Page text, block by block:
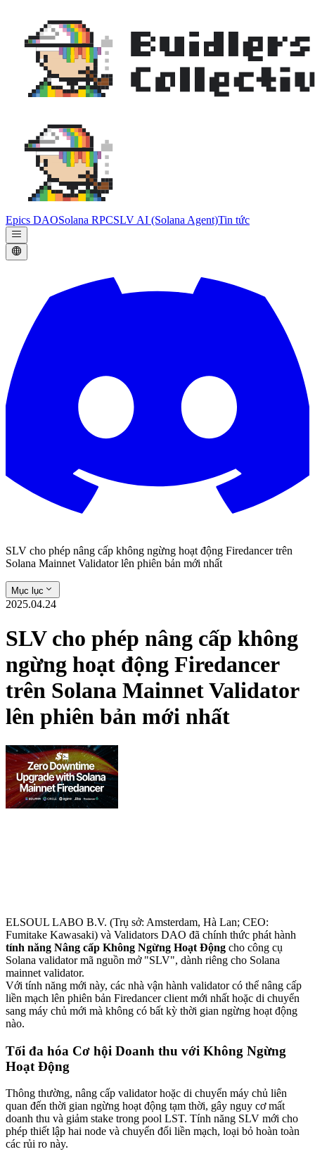
Epics DAOSolana RPCSLV AI (Solana Agent)Tin tức
SLV cho phép nâng cấp không ngừng hoạt động Firedancer trên
Solana Mainnet Validator lên phiên bản mới nhất
Mục lục
2025.04.24
SLV cho phép nâng cấp không
ngừng hoạt động Firedancer
trên Solana Mainnet Validator
lên phiên bản mới nhất
ELSOUL LABO B.V. (Trụ sở: Amsterdam, Hà Lan; CEO:
Fumitake Kawasaki) và Validators DAO đã chính thức phát hành
tính năng Nâng cấp Không Ngừng Hoạt Động cho công cụ
Solana validator mã nguồn mở "SLV", dành riêng cho Solana
mainnet validator.
Với tính năng mới này, các nhà vận hành validator có thể nâng cấp
liền mạch lên phiên bản Firedancer client mới nhất hoặc di chuyển
sang máy chủ mới mà không có bất kỳ thời gian ngừng hoạt động
nào.
Tối đa hóa Cơ hội Doanh thu với Không Ngừng
Hoạt Động
Thông thường, nâng cấp validator hoặc di chuyển máy chủ liên
quan đến thời gian ngừng hoạt động tạm thời, gây nguy cơ mất
doanh thu và giảm stake trong pool LST. Tính năng SLV mới cho
phép thiết lập hai node và chuyển đổi liền mạch, loại bỏ hoàn toàn
các rủi ro này.